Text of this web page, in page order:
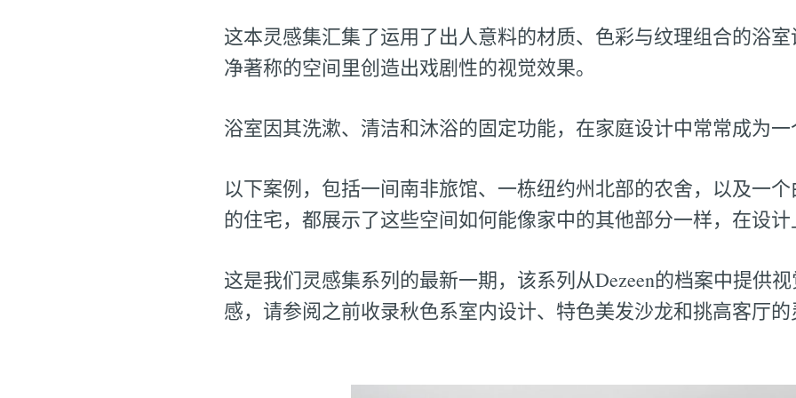
这本灵感集汇集了运用了出人意料的材质、色彩与纹理组合的浴
净著称的空间里创造出戏剧性的视觉效果。
浴室因其洗漱、清洁和沐浴的固定功能，在家庭设计中常常成为
以下案例，包括一间南非旅馆、一栋纽约州北部的农舍，以及一
的住宅，都展示了这些空间如何能像家中的其他部分一样，在设
这是我们灵感集系列的最新一期，该系列从Dezeen的档案中提供
感，请参阅之前收录秋色系室内设计、特色美发沙龙和挑高客厅